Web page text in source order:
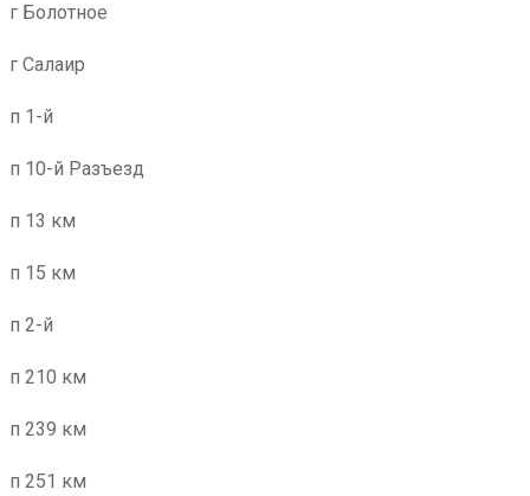
г Болотное
г Салаир
п 1-й
п 10-й Разъезд
п 13 км
п 15 км
п 2-й
п 210 км
п 239 км
п 251 км